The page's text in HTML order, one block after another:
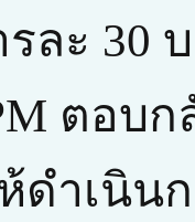
ละ 30
ตอบ
ห้ดำเนิน